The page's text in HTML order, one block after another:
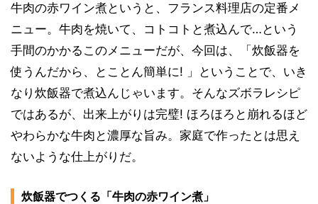
牛肉の赤ワイン煮というと、フランス料理店の定番メ
ニュー。牛肉を焼いて、コトコトと煮込んで…という
手間のかかるこのメニューだが、今回は、「炊飯器を
使うんだから、とことん簡単に! 」ということで、いき
なり炊飯器で煮込んじゃいます。そんなズボラレシピ
ではあるが、出来上がりは完璧! ほろほろと崩れるほど
やわらかな牛肉と濃厚な旨み。家庭で作ったとは思え
ないような仕上がりだ。
炊飯器でつくる「牛肉の赤ワイン煮」